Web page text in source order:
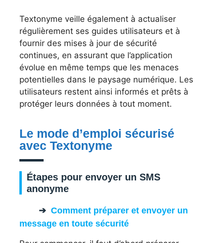
Textonyme veille également à actualiser
régulièrement ses guides utilisateurs et à
fournir des mises à jour de sécurité
continues, en assurant que l’application
évolue en même temps que les menaces
potentielles dans le paysage numérique. Les
utilisateurs restent ainsi informés et prêts à
protéger leurs données à tout moment.
Le mode d’emploi sécurisé
avec Textonyme
Étapes pour envoyer un SMS
anonyme
Comment préparer et envoyer un
message en toute sécurité